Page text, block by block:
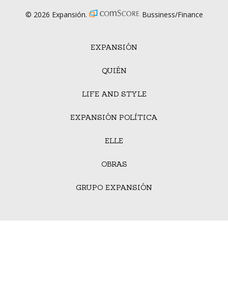
EXPANSIÓN
QUIÉN
LIFE AND STYLE
EXPANSIÓN POLÍTICA
ELLE
OBRAS
GRUPO EXPANSIÓN
© 2026 Expansión. Bussiness/Finance